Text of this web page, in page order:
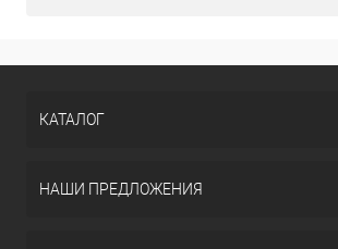
КАТАЛОГ
НАШИ ПРЕДЛОЖЕНИЯ